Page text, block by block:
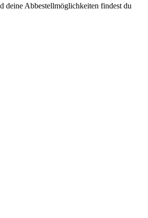
deine Abbestellmöglichkeiten findest du